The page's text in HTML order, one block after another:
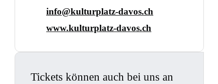
info@kulturplatz-davos.ch
www.kulturplatz-davos.ch
Tickets können auch bei uns an